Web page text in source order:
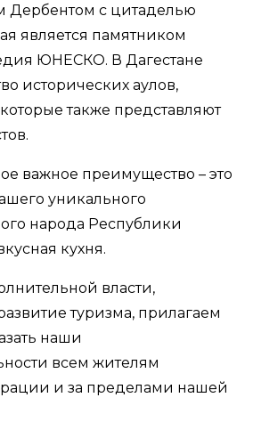
Дербентом с цитаделью
является памятником
ЮНЕСКО. В Дагестане
исторических аулов,
также представляют
важное преимущество – это
уникального
народа Республики
кухня.
власти,
туризма, прилагаем
наши
всем жителям
и за пределами нашей